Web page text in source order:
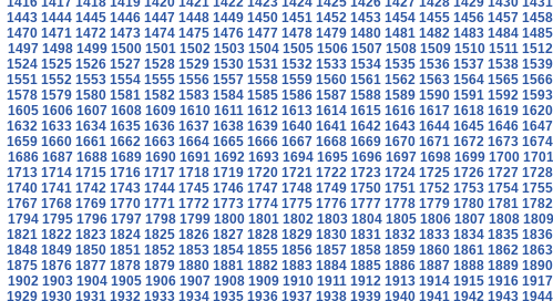
1443 1444 1445 1446 1447 1448 1449 1450 1451 1452 1453 1454 1455 1456 1457 1458
1470 1471 1472 1473 1474 1475 1476 1477 1478 1479 1480 1481 1482 1483 1484 1485
1497 1498 1499 1500 1501 1502 1503 1504 1505 1506 1507 1508 1509 1510 1511 1512
1524 1525 1526 1527 1528 1529 1530 1531 1532 1533 1534 1535 1536 1537 1538 1539
1551 1552 1553 1554 1555 1556 1557 1558 1559 1560 1561 1562 1563 1564 1565 1566
1578 1579 1580 1581 1582 1583 1584 1585 1586 1587 1588 1589 1590 1591 1592 1593
1605 1606 1607 1608 1609 1610 1611 1612 1613 1614 1615 1616 1617 1618 1619 1620
1632 1633 1634 1635 1636 1637 1638 1639 1640 1641 1642 1643 1644 1645 1646 1647
1659 1660 1661 1662 1663 1664 1665 1666 1667 1668 1669 1670 1671 1672 1673 1674
1686 1687 1688 1689 1690 1691 1692 1693 1694 1695 1696 1697 1698 1699 1700 1701
1713 1714 1715 1716 1717 1718 1719 1720 1721 1722 1723 1724 1725 1726 1727 1728
1740 1741 1742 1743 1744 1745 1746 1747 1748 1749 1750 1751 1752 1753 1754 1755
1767 1768 1769 1770 1771 1772 1773 1774 1775 1776 1777 1778 1779 1780 1781 1782
1794 1795 1796 1797 1798 1799 1800 1801 1802 1803 1804 1805 1806 1807 1808 1809
1821 1822 1823 1824 1825 1826 1827 1828 1829 1830 1831 1832 1833 1834 1835 1836
1848 1849 1850 1851 1852 1853 1854 1855 1856 1857 1858 1859 1860 1861 1862 1863
1875 1876 1877 1878 1879 1880 1881 1882 1883 1884 1885 1886 1887 1888 1889 1890
1902 1903 1904 1905 1906 1907 1908 1909 1910 1911 1912 1913 1914 1915 1916 1917
1929 1930 1931 1932 1933 1934 1935 1936 1937 1938 1939 1940 1941 1942 1943 1944